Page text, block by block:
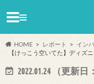
≡
HOME レポート
イン
【けっこう空いてた】ディズ
2022.01.24（更新日：